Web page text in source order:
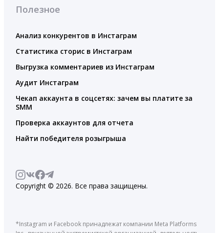
Полезное
Анализ конкурентов в Инстаграм
Статистика сторис в Инстаграм
Выгрузка комментариев из Инстаграм
Аудит Инстаграм
Чекап аккаунта в соцсетях: зачем вы платите за
SMM
Проверка аккаунтов для отчета
Найти победителя розыгрыша
Copyright © 2026. Все права защищены.
*Instagram и Facebook принадлежат компании Meta Platforms